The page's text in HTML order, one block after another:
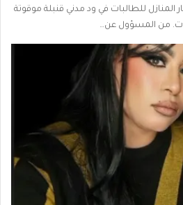
المنازل للطالبات في ود مدني قنبلة موقوتة